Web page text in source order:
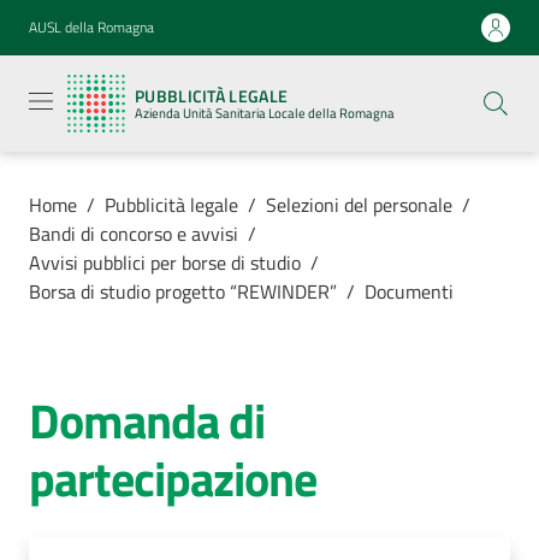
Vai al contenuto
Vai alla navigazione
Vai al footer
AUSL della Romagna
PUBBLICITÀ LEGALE
Azienda Unità Sanitaria Locale della Romagna
legale
Azienda
Unità
Locale della
Servizi
Luoghi di
cura
Home / Pubblicità legale / Selezioni del personale /
Bandi di concorso e avvisi /
Avvisi pubblici per borse di studio /
Borsa di studio progetto “REWINDER” / Documenti
Domanda di
partecipazione